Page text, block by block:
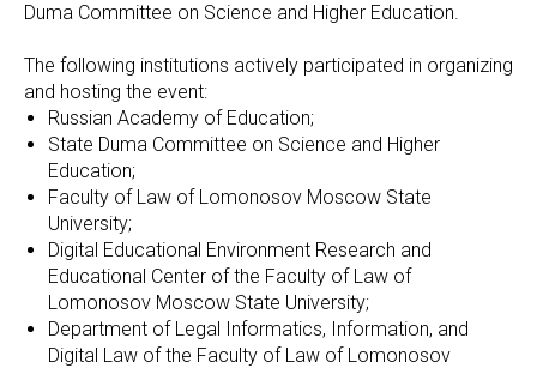
Duma Committee on Science and Higher Education.
The following institutions actively participated in organizing
and hosting the event:
Russian Academy of Education;
State Duma Committee on Science and Higher
Education;
Faculty of Law of Lomonosov Moscow State
University;
Digital Educational Environment Research and
Educational Center of the Faculty of Law of
Lomonosov Moscow State University;
Department of Legal Informatics, Information, and
Digital Law of the Faculty of Law of Lomonosov